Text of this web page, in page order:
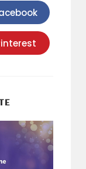
Se
abre
en
una
nueva
ventana
Se
abre